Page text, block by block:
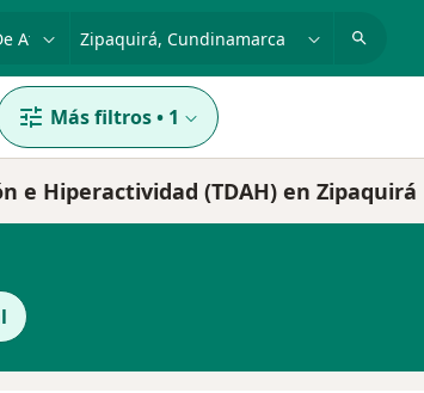
o nombrep. ej. Bogotá
Más filtros• 1
e Hiperactividad (TDAH) en Zipaquirá